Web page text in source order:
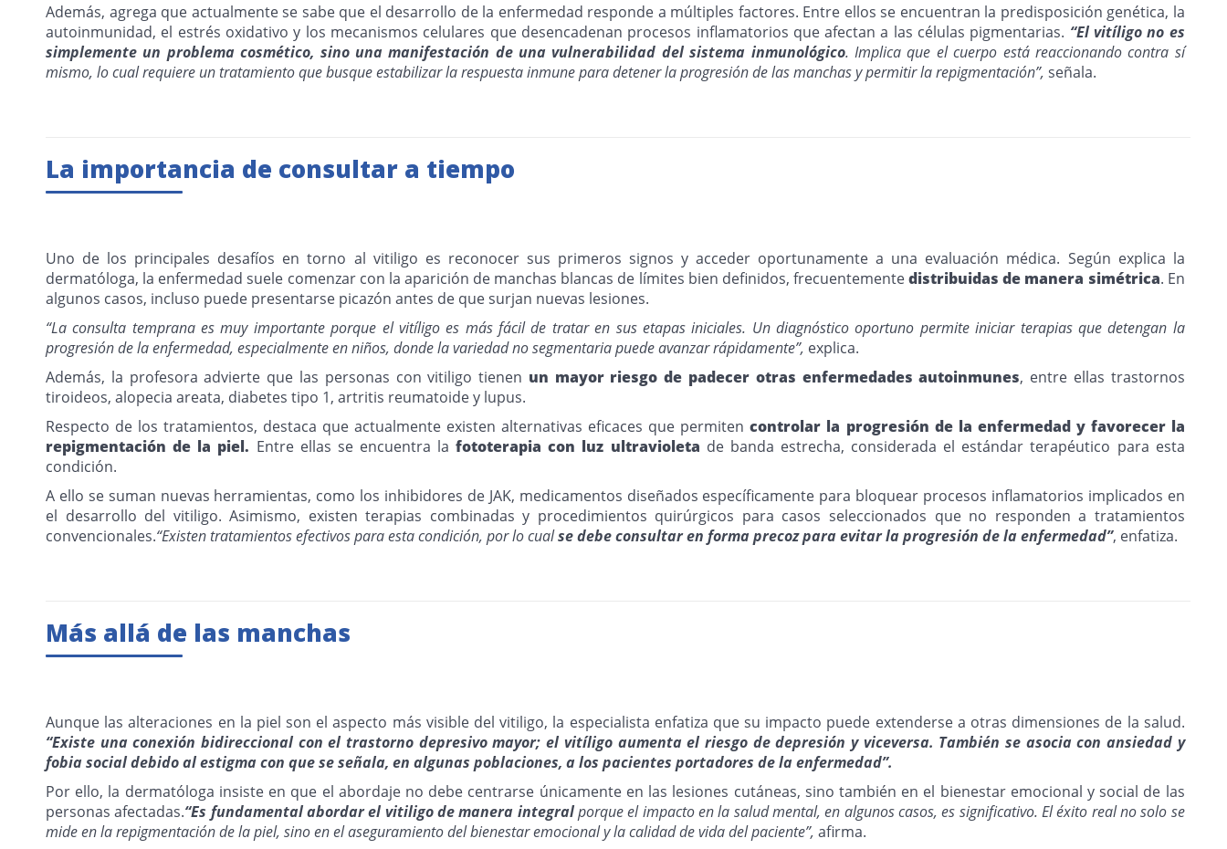
Además, agrega que actualmente se sabe que el desarrollo de la enfermedad responde a múltiples factores. Entre ellos se encuentran la predisposición genética, la
autoinmunidad, el estrés oxidativo y los mecanismos celulares que desencadenan procesos inflamatorios que afectan a las células pigmentarias. “El vitíligo no es
simplemente un problema cosmético, sino una manifestación de una vulnerabilidad del sistema inmunológico. Implica que el cuerpo está reaccionando contra sí
mismo, lo cual requiere un tratamiento que busque estabilizar la respuesta inmune para detener la progresión de las manchas y permitir la repigmentación”, señala.
La importancia de consultar a tiempo
Uno de los principales desafíos en torno al vitiligo es reconocer sus primeros signos y acceder oportunamente a una evaluación médica. Según explica la
dermatóloga, la enfermedad suele comenzar con la aparición de manchas blancas de límites bien definidos, frecuentementedistribuidas de manera simétrica. En
algunos casos, incluso puede presentarse picazón antes de que surjan nuevas lesiones.
“La consulta temprana es muy importante porque el vitíligo es más fácil de tratar en sus etapas iniciales. Un diagnóstico oportuno permite iniciar terapias que detengan la
progresión de la enfermedad, especialmente en niños, donde la variedad no segmentaria puede avanzar rápidamente”, explica.
Además, la profesora advierte que las personas con vitiligo tienen un mayor riesgo de padecer otras enfermedades autoinmunes, entre ellas trastornos
tiroideos, alopecia areata, diabetes tipo 1, artritis reumatoide y lupus.
Respecto de los tratamientos, destaca que actualmente existen alternativas eficaces que permitencontrolar la progresión de la enfermedad y favorecer la
repigmentación de la piel. Entre ellas se encuentra lafototerapia con luz ultravioleta de banda estrecha, considerada el estándar terapéutico para esta
condición.
A ello se suman nuevas herramientas, como los inhibidores de JAK, medicamentos diseñados específicamente para bloquear procesos inflamatorios implicados en
el desarrollo del vitiligo. Asimismo, existen terapias combinadas y procedimientos quirúrgicos para casos seleccionados que no responden a tratamientos
convencionales.“Existen tratamientos efectivos para esta condición, por lo cualse debe consultar en forma precoz para evitar la progresión de la enfermedad”, enfatiza.
Más allá de las manchas
Aunque las alteraciones en la piel son el aspecto más visible del vitiligo, la especialista enfatiza que su impacto puede extenderse a otras dimensiones de la salud.
“Existe una conexión bidireccional con el trastorno depresivo mayor; el vitíligo aumenta el riesgo de depresión y viceversa. También se asocia con ansiedad y
fobia social debido al estigma con que se señala, en algunas poblaciones, a los pacientes portadores de la enfermedad”.
Por ello, la dermatóloga insiste en que el abordaje no debe centrarse únicamente en las lesiones cutáneas, sino también en el bienestar emocional y social de las
personas afectadas.“Es fundamental abordar el vitiligo de manera integralporque el impacto en la salud mental, en algunos casos, es significativo. El éxito real no solo se
mide en la repigmentación de la piel, sino en el aseguramiento del bienestar emocional y la calidad de vida del paciente”, afirma.